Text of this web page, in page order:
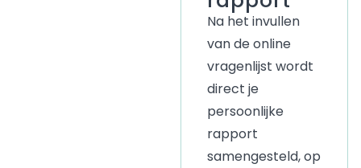
Na het invullen
van de online
vragenlijst wordt
direct je
persoonlijke
rapport
samengesteld, op